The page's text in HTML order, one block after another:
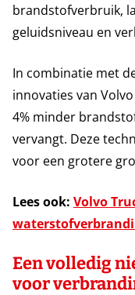
brandstofverbruik,
geluidsniveau en
In combinatie met
innovaties van
4% minder
vervangt. Deze
voor een grotere
Lees ook: Volvo
Een volledig
voor